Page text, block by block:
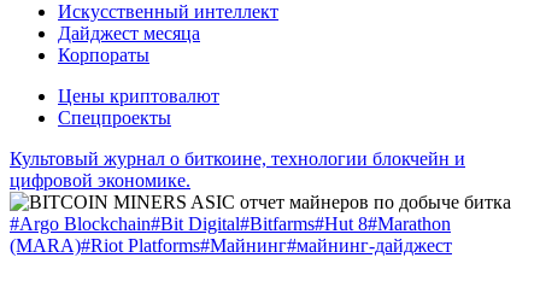
Искусственный интеллект
Дайджест месяца
Корпораты
Цены криптовалют
Спецпроекты
Культовый журнал о биткоине, технологии блокчейн и
цифровой экономике.
#Argo Blockchain#Bit Digital#Bitfarms#Hut 8#Marathon
(MARA)#Riot Platforms#Майнинг#майнинг-дайджест